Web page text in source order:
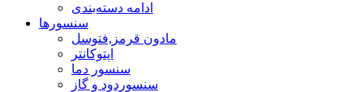
ادامه دسته‌بندی
سنسورها
مادون قرمز,فتوسل
اپتوکانتر
سنسور دما
سنسوردود و گاز